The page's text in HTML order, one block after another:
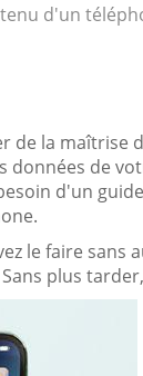
d'un
de la maîtrise
données de
d'un
le faire sans
plus